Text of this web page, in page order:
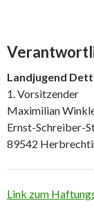
Landjugend
1. Vorsitzender
Maximilian
Ernst-Schreiber-
89542
Link zum